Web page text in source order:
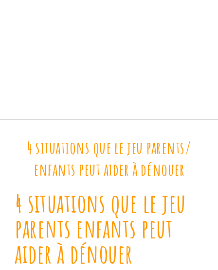
4 situations que le jeu parents/
enfants peut aider à dénouer
4 situations que le jeu
parents enfants peut
aider à dénouer